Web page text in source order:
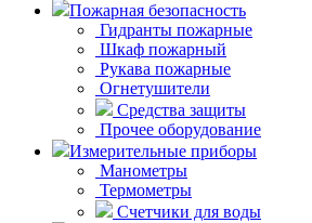
Пожарная безопасность
Гидранты пожарные
Шкаф пожарный
Рукава пожарные
Огнетушители
Средства защиты
Прочее оборудование
Измерительные приборы
Манометры
Термометры
Счетчики для воды